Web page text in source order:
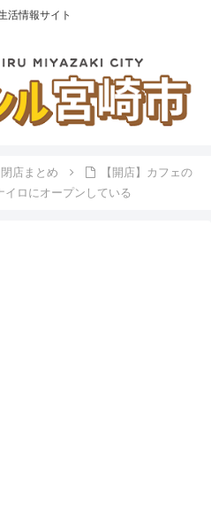
活情報サイト
店まとめ
【開店】カフェの
イロにオープンしている